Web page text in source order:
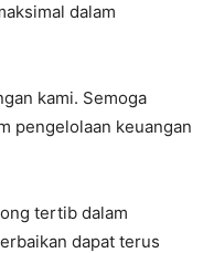
dalam
kami. Semoga
pengelolaan keuangan
tertib dalam
dapat terus